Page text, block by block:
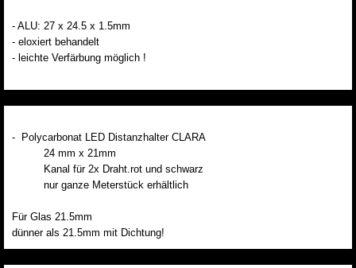
- ALU: 27 x 24.5 x 1.5mm
- eloxiert behandelt
- leichte Verfärbung möglich !
- Polycarbonat LED Distanzhalter CLARA
24 mm x 21mm
Kanal für 2x Draht.rot und schwarz
nur ganze Meterstück erhältlich
Für Glas 21.5mm
dünner als 21.5mm mit Dichtung!